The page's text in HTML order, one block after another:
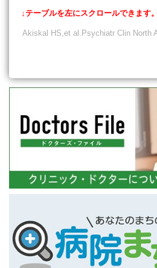
↓テーブルを左にスクロールできます。
Akiskal HS,et al.Psychiatr Clin North